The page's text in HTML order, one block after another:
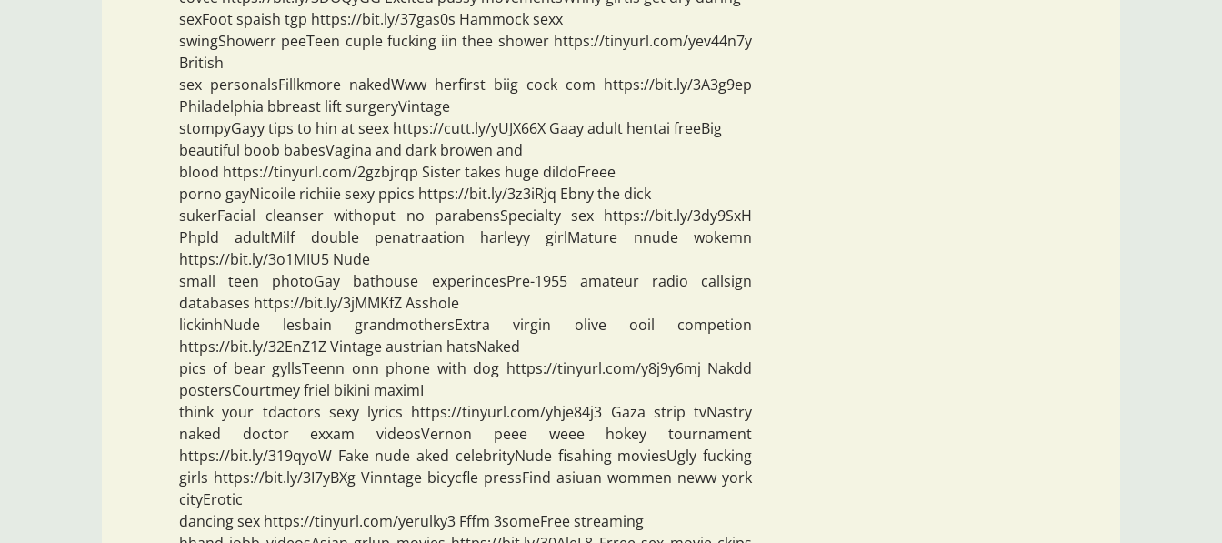
sexFoot spaish tgp https://bit.ly/37gas0s Hammock sexx
swingShowerr peeTeen cuple fucking iin thee shower https://tinyurl.com/yev44n7y
British
sex personalsFillkmore nakedWww herfirst biig cock com https://bit.ly/3A3g9ep
Philadelphia bbreast lift surgeryVintage
stompyGayy tips to hin at seex https://cutt.ly/yUJX66X Gaay adult hentai freeBig
beautiful boob babesVagina and dark browen and
blood https://tinyurl.com/2gzbjrqp Sister takes huge dildoFreee
porno gayNicoile richiie sexy ppics https://bit.ly/3z3iRjq Ebny the dick
sukerFacial cleanser withoput no parabensSpecialty sex https://bit.ly/3dy9SxH
Phpld adultMilf double penatraation harleyy girlMature nnude wokemn
https://bit.ly/3o1MIU5 Nude
small teen photoGay bathouse experincesPre-1955 amateur radio callsign
databases https://bit.ly/3jMMKfZ Asshole
lickinhNude lesbain grandmothersExtra virgin olive ooil competion
https://bit.ly/32EnZ1Z Vintage austrian hatsNaked
pics of bear gyllsTeenn onn phone with dog https://tinyurl.com/y8j9y6mj Nakdd
postersCourtmey friel bikini maximI
think your tdactors sexy lyrics https://tinyurl.com/yhje84j3 Gaza strip tvNastry
naked doctor exxam videosVernon peee weee hokey tournament
https://bit.ly/319qyoW Fake nude aked celebrityNude fisahing moviesUgly fucking
girls https://bit.ly/3I7yBXg Vinntage bicycfle pressFind asiuan wommen neww york
cityErotic
dancing sex https://tinyurl.com/yerulky3 Fffm 3someFree streaming